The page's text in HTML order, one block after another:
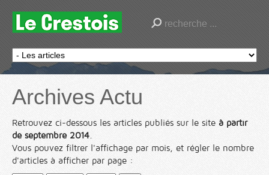
Archives Actu
Retrouvez ci-dessous les articles publiés sur le site à partir
de septembre 2014
Vous pouvez filtrer l'affichage par mois, et régler le nombre
d'articles à afficher par page :